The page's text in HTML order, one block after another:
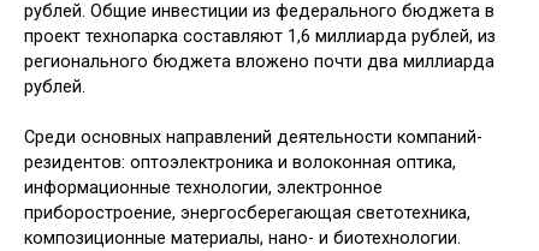
рублей. Общие инвестиции из федерального бюджета в
проект технопарка составляют 1,6 миллиарда рублей, из
регионального бюджета вложено почти два миллиарда
рублей.
Среди основных направлений деятельности компаний-
резидентов: оптоэлектроника и волоконная оптика,
информационные технологии, электронное
приборостроение, энергосберегающая светотехника,
композиционные материалы, нано- и биотехнологии.